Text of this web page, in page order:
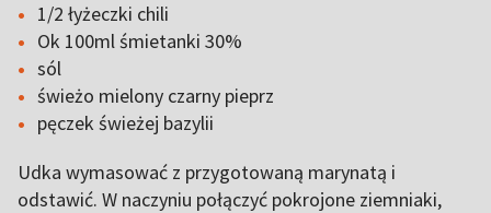
1/2 łyżeczki chili
Ok 100ml śmietanki 30%
sól
świeżo mielony czarny pieprz
pęczek świeżej bazylii
Udka wymasować z przygotowaną marynatą i
odstawić. W naczyniu połączyć pokrojone ziemniaki,